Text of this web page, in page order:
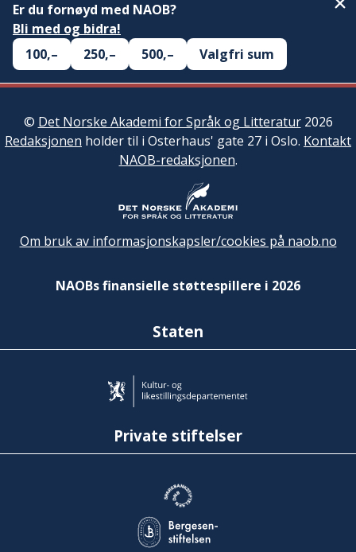
Er du fornøyd med NAOB?
Bli med og bidra!
100,–
250,– 500,– Valgfri sum
© Det Norske Akademi for Språk og Litteratur2026
Redaksjonen holder til i Osterhaus' gate 27 i Oslo. Kontakt
NAOB-redaksjonen.
Om bruk av informasjonskapsler/cookies på naob.no
NAOBs finansielle støttespillere i 2026
Staten
Private stiftelser